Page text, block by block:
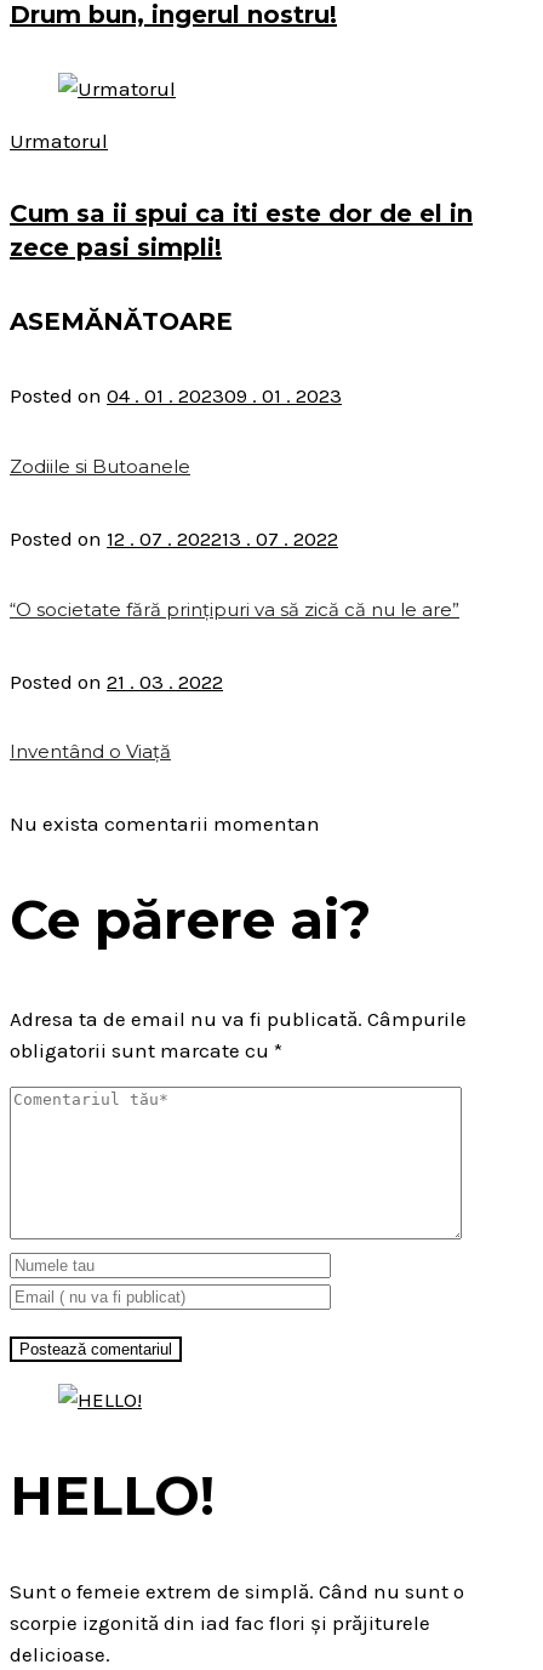
Drum bun, ingerul nostru!
Urmatorul
Cum sa ii spui ca iti este dor de el in
zece pasi simpli!
ASEMĂNĂTOARE
Posted on 04 . 01 . 202309 . 01 . 2023
Zodiile si Butoanele
Posted on 12 . 07 . 202213 . 07 . 2022
“O societate fără prințipuri va să zică că nu le are”
Posted on 21 . 03 . 2022
Inventând o Viață
Nu exista comentarii momentan
Ce părere ai?
Adresa ta de email nu va fi publicată. Câmpurile
obligatorii sunt marcate cu *
HELLO!
Sunt o femeie extrem de simplă. Când nu sunt o
scorpie izgonită din iad fac flori și prăjiturele
delicioase.